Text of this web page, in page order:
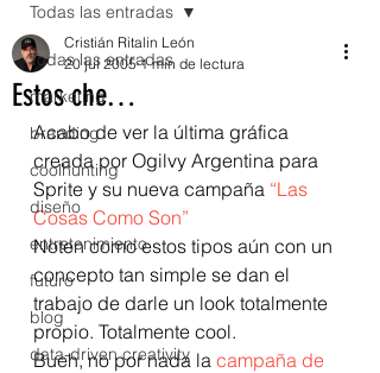
Todas las entradas
marketing
branding
coolhunting
diseño
entretenimiento
futuro
blog
data-driven creativity
Todas las entradas
Estos che…
Cristián Ritalin León
20 jul 2005 1 min de lectura
Acabo de ver la última gráfica
creada por Ogilvy Argentina para
Sprite y su nueva campaña “Las
Cosas Como Son”
Noten como estos tipos aún con un
concepto tan simple se dan el
trabajo de darle un look totalmente
propio. Totalmente cool.
Bueh, no por nada la campaña de